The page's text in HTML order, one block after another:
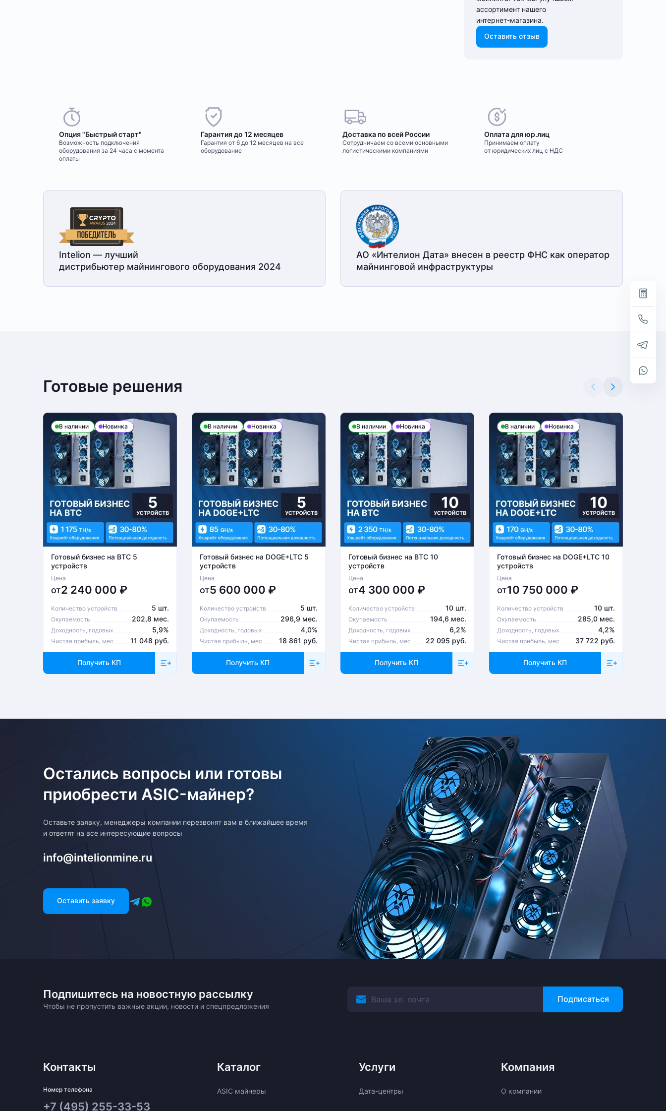
ассортимент нашего
интернет-⁠магазина.
Оставить отзыв
Опция "Быстрый старт"
Возможность подключения
оборудования за 24 часа с момента
оплаты
Гарантия до 12 месяцев
Гарантия от 6 до 12 месяцев на все
оборудование
Доставка по всей России
Сотрудничаем со всеми основными
логистическими компаниями
Оплата для юр.лиц
Принимаем оплату
от юридических лиц с НДС
Intelion — лучший
дистрибьютер майнингового оборудования 2024
АО «Интелион Дата» внесен в реестр ФНС как оператор
майнинговой инфраструктуры
Готовые решения
В наличии Новинка
Готовый бизнес на BTC 5
устройств
Цена
от2 240 000 ₽
Количество устройств 5 шт.
Окупаемость 202,8 мес.
Доходность, годовых 5,9%
Чистая прибыль, мес 11 048 руб.
Получить КП
В наличии Новинка
Готовый бизнес на DOGE+LTC 5
устройств
Цена
от5 600 000 ₽
Количество устройств 5 шт.
Окупаемость 296,9 мес.
Доходность, годовых 4,0%
Чистая прибыль, мес 18 861 руб.
Получить КП
В наличии Новинка
Готовый бизнес на BTC 10
устройств
Цена
от4 300 000 ₽
Количество устройств 10 шт.
Окупаемость 194,6 мес.
Доходность, годовых 6,2%
Чистая прибыль, мес 22 095 руб.
Получить КП
В наличии Новинка
Готовый бизнес на DOGE+LTC 10
устройств
Цена
от10 750 000 ₽
Количество устройств 10 шт.
Окупаемость 285,0 мес.
Доходность, годовых 4,2%
Чистая прибыль, мес 37 722 руб.
Получить КП
Остались вопросы или готовы
приобрести ASIC-майнер?
Оставьте заявку, менеджеры компании перезвонят вам в ближайшее время
и ответят на все интересующие вопросы
info@intelionmine.ru
Оставить заявку
Подпишитесь на новостную рассылку
Чтобы не пропустить важные акции, новости и спецпредложения
Подписаться
Контакты
Номер телефона
+7 (495) 255-33-53
Каталог
ASIC майнеры
Услуги
Дата-центры
Компания
О компании